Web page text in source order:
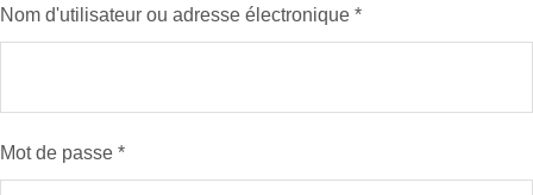
Nom d'utilisateur ou adresse électronique *
Mot de passe *